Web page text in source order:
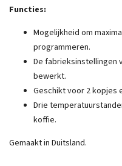
Functies:
Mogelijkheid om
programmeren.
De fabrieksinstellingen
bewerkt.
Geschikt voor 2 kopjes
Drie
koffie.
Gemaakt in Duitsland.